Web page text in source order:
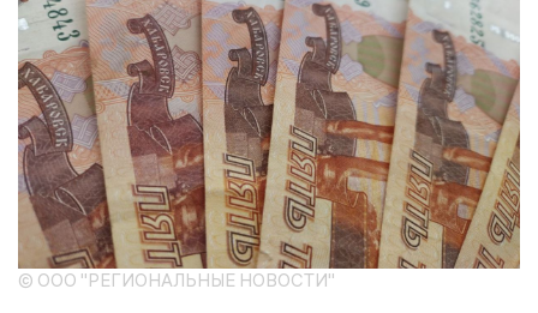
© ООО "РЕГИОНАЛЬНЫЕ НОВОСТИ"